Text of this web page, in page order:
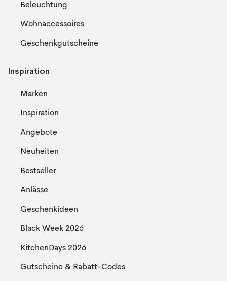
Beleuchtung
Wohnaccessoires
Geschenkgutscheine
Inspiration
Marken
Inspiration
Angebote
Neuheiten
Bestseller
Anlässe
Geschenkideen
Black Week 2026
KitchenDays 2026
Gutscheine & Rabatt-Codes